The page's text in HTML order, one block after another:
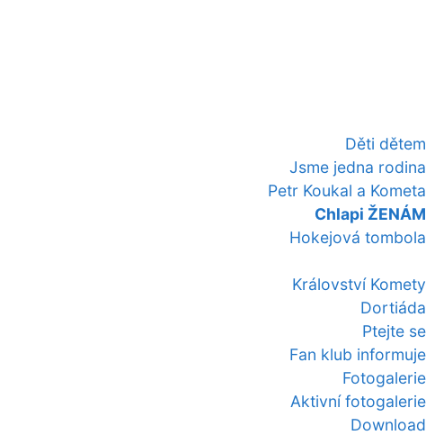
Děti dětem
Jsme jedna rodina
Petr Koukal a Kometa
Chlapi ŽENÁM
Hokejová tombola
Království Komety
Dortiáda
Ptejte se
Fan klub informuje
Fotogalerie
Aktivní fotogalerie
Download